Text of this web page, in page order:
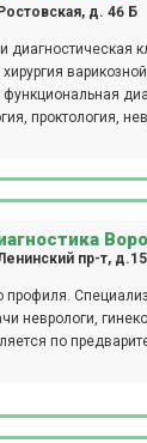
д. 46 Б
пластическая хирургия
проктология,
пр-т,
профиля.
неврологи,
по